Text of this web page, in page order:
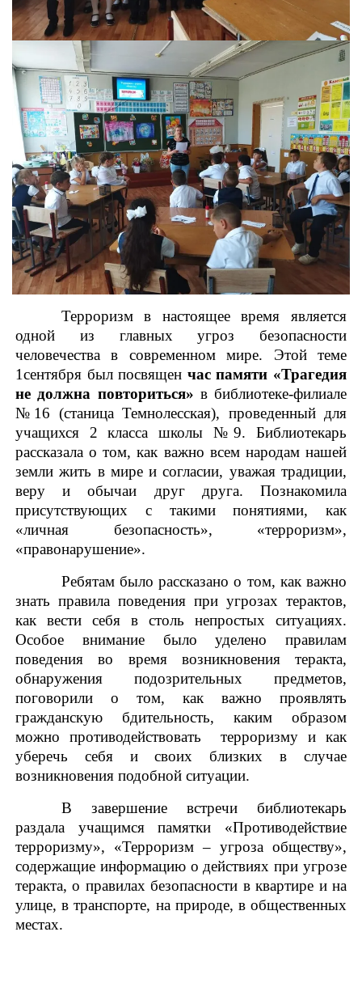
Терроризм в настоящее время является
одной из главных угроз безопасности
человечества в современном мире. Этой теме
1сентября был посвящен час памяти «Трагедия
не должна повториться» в библиотеке-филиале
№16 (станица Темнолесская), проведенный для
учащихся 2 класса школы №9. Библиотекарь
рассказала о том, как важно всем народам нашей
земли жить в мире и согласии, уважая традиции,
веру и обычаи друг друга. Познакомила
присутствующих с такими понятиями, как
«личная безопасность», «терроризм»,
«правонарушение».
Ребятам было рассказано о том, как важно
знать правила поведения при угрозах терактов,
как вести себя в столь непростых ситуациях.
Особое внимание было уделено правилам
поведения во время возникновения теракта,
обнаружения подозрительных предметов,
поговорили о том, как важно проявлять
гражданскую бдительность, каким образом
можно противодействовать терроризму и как
уберечь себя и своих близких в случае
возникновения подобной ситуации.
В завершение встречи библиотекарь
раздала учащимся памятки «Противодействие
терроризму», «Терроризм – угроза обществу»,
содержащие информацию о действиях при угрозе
теракта, о правилах безопасности в квартире и на
улице, в транспорте, на природе, в общественных
местах.